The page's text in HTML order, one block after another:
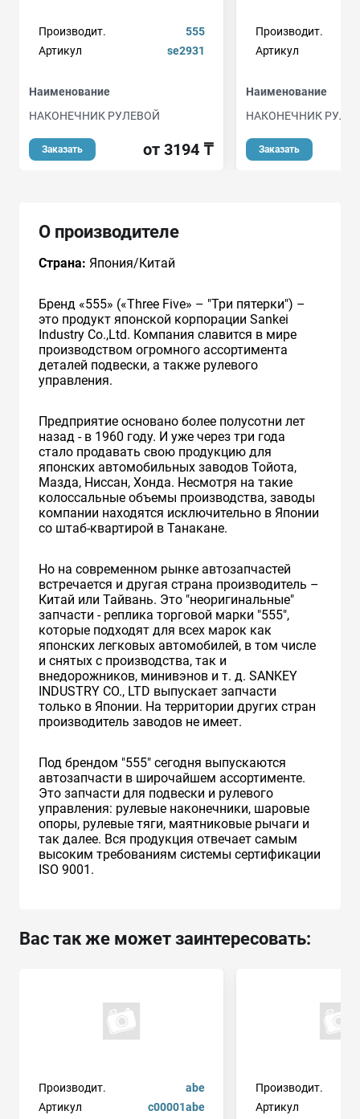
Производит.
555
Артикул
se2931
Наименование
НАКОНЕЧНИК РУЛЕВОЙ
Заказать от 3194 ₸
Производит.
Артикул
Наименование
НАКОНЕЧНИК
Заказать
О производителе
Страна: Япония/Китай
Бренд «555» («Three Five» – "Три пятерки") –
это продукт японской корпорации Sankei
Industry Co.,Ltd. Компания славится в мире
производством огромного ассортимента
деталей подвески, а также рулевого
управления.
Предприятие основано более полусотни лет
назад - в 1960 году. И уже через три года
стало продавать свою продукцию для
японских автомобильных заводов Тойота,
Мазда, Ниссан, Хонда. Несмотря на такие
колоссальные объемы производства, заводы
компании находятся исключительно в Японии
со штаб-квартирой в Танакане.
Но на современном рынке автозапчастей
встречается и другая страна производитель –
Китай или Тайвань. Это "неоригинальные"
запчасти - реплика торговой марки "555",
которые подходят для всех марок как
японских легковых автомобилей, в том числе
и снятых с производства, так и
внедорожников, минивэнов и т. д. SANKEY
INDUSTRY CO., LTD выпускает запчасти
только в Японии. На территории других стран
производитель заводов не имеет.
Под брендом "555" сегодня выпускаются
автозапчасти в широчайшем ассортименте.
Это запчасти для подвески и рулевого
управления: рулевые наконечники, шаровые
опоры, рулевые тяги, маятниковые рычаги и
так далее. Вся продукция отвечает самым
высоким требованиям системы сертификации
ISO 9001.
Вас так же может заинтересовать:
Производит.
abe
Артикул
c00001abe
Производит.
Артикул